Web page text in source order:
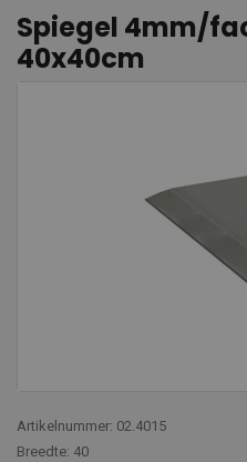
Spiegel 4mm/
40x40cm
Artikelnummer: 02.4015
Breedte: 40